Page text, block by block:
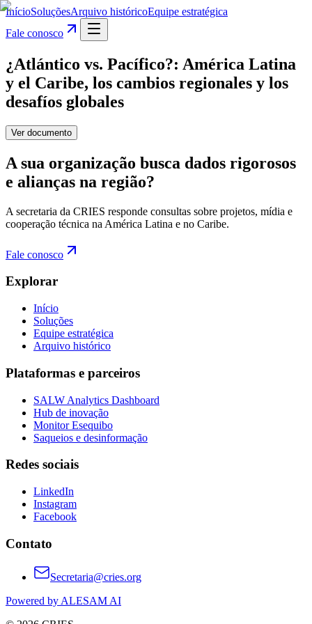
InícioSoluçõesArquivo históricoEquipe estratégica
Fale conosco
¿Atlántico vs. Pacífico?: América Latina
y el Caribe, los cambios regionales y los
desafíos globales
Ver documento
A sua organização busca dados rigorosos
e alianças na região?
A secretaria da CRIES responde consultas sobre projetos, mídia e
cooperação técnica na América Latina e no Caribe.
Fale conosco
Explorar
Início
Soluções
Equipe estratégica
Arquivo histórico
Plataformas e parceiros
SALW Analytics Dashboard
Hub de inovação
Monitor Esequibo
Saqueios e desinformação
Redes sociais
LinkedIn
Instagram
Facebook
Contato
Secretaria@cries.org
Powered by ALESAM AI